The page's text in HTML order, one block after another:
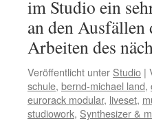
im Studio ein
an den Ausfällen
Arbeiten des
Veröffentlicht unter Studio |
schule, bernd-michael land,
eurorack modular, liveset,
studiowork, Synthesizer &